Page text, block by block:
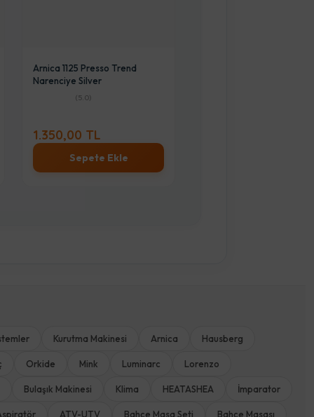
Arnica 1125 Presso Trend
Narenciye Silver
(5.0)
1.350,00 TL
Sepete Ekle
Kurutma Makinesi Arnica Hausberg
Orkide Mink Luminarc Lorenzo
Bulaşık Makinesi Klima HEATASHEA İmparator
ATV-UTV Bahçe Masa Seti Bahçe Masası